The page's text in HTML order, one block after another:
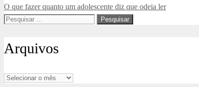
O que fazer quanto um adolescente diz que odeia ler
Pesquisar
Arquivos
Arquivos